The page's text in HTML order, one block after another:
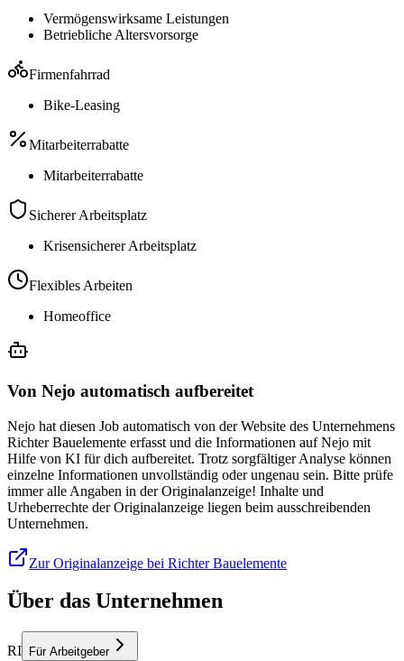
Vermögenswirksame Leistungen
Betriebliche Altersvorsorge
Firmenfahrrad
Bike-Leasing
Mitarbeiterrabatte
Mitarbeiterrabatte
Sicherer Arbeitsplatz
Krisensicherer Arbeitsplatz
Flexibles Arbeiten
Homeoffice
Von Nejo automatisch aufbereitet
Nejo hat diesen Job automatisch von der Website des Unternehmens
Richter Bauelemente erfasst und die Informationen auf Nejo mit
Hilfe von KI für dich aufbereitet. Trotz sorgfältiger Analyse können
einzelne Informationen unvollständig oder ungenau sein. Bitte prüfe
immer alle Angaben in der Originalanzeige! Inhalte und
Urheberrechte der Originalanzeige liegen beim ausschreibenden
Unternehmen.
Zur Originalanzeige bei Richter Bauelemente
Über das Unternehmen
RI
Für Arbeitgeber